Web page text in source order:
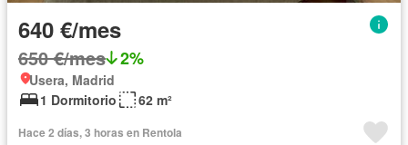
640 €/mes
650 €/mes 2%
Usera, Madrid
1 Dormitorio
62 m²
Hace 2 días, 3 horas en Rentola